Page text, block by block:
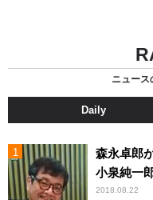
ニュース
Daily
森永卓郎
小泉純一
2018.08.22